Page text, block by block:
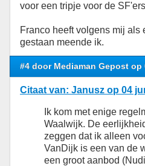
voor een tripje voor de
Franco heeft volgens mij als
gestaan meende ik.
#4 door Mediaman Gepost op
Citaat van: Janusz op 04
Ik kom met enige
Waalwijk. De
zeggen dat ik alleen
VanDijk is een van de
een groot aanbod